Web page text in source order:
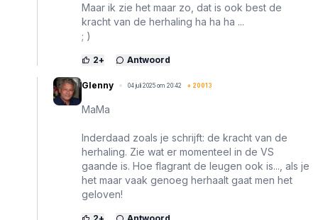
Maar ik zie het maar zo, dat is ook best de
kracht van de herhaling ha ha ha ...
; )
2+ Antwoord
Glenny 04 juli 2025 om 20:42 + 20013
MaMa
Inderdaad zoals je schrijft: de kracht van de
herhaling. Zie wat er momenteel in de VS
gaande is. Hoe flagrant de leugen ook is..., als je
het maar vaak genoeg herhaalt gaat men het
geloven!